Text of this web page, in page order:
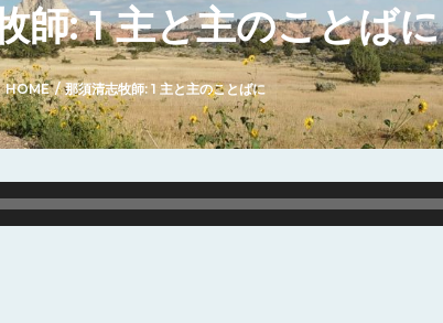
師: 1 主と主のことばに
HOME/那須清志牧師: 1 主と主のことばに